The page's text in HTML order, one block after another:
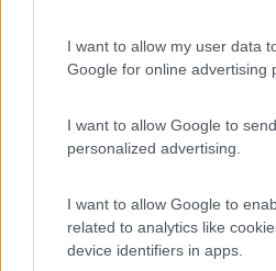
I want to allow my user data
Google for online advertising
I want to allow Google to
personalized advertising.
I want to allow Google to
related to analytics like
device identifiers in apps.
Tranquillo, immerso fra i
Accoglienza Caratteristiche